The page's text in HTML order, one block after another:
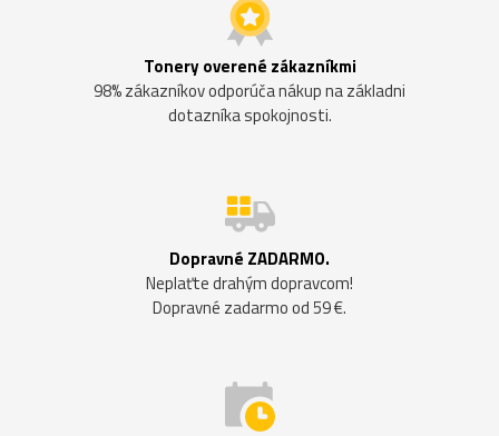
Tonery overené zákazníkmi
98% zákazníkov odporúča nákup na základni
dotazníka spokojnosti.
Dopravné ZADARMO.
Neplaťte drahým dopravcom!
Dopravné zadarmo od 59 €.